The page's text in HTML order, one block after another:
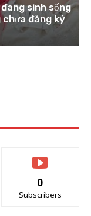
sinh sống
chưa đăng ký
0
Subscribers